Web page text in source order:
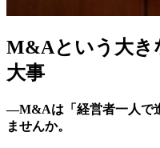
M&Aという大き
大事
―M&Aは「経営者一人で
ませんか。